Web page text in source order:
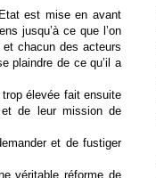
est mise en avant
jusqu’à ce que l’on
chacun des acteurs
plaindre de ce qu’il a
élevée fait ensuite
et de leur mission de
et de fustiger
véritable réforme de